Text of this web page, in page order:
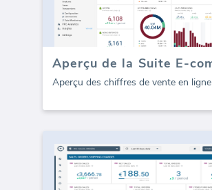
Aperçu des chiffres de vente en ligne